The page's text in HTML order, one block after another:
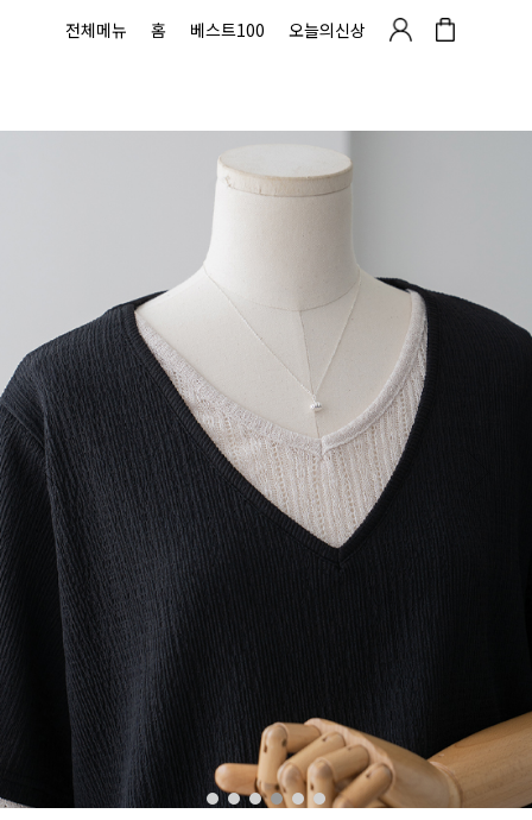
전체메뉴 홈 베스트100 오늘의신상